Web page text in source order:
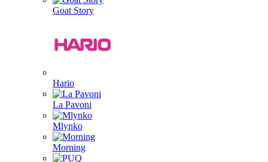
Goat Story
Hario
La Pavoni
Mlynko
Morning